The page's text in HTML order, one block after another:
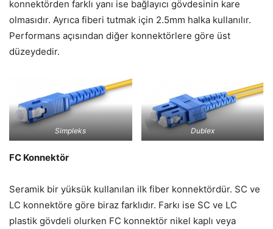
konnektörden farklı yanı ise bağlayıcı gövdesinin kare
olmasıdır. Ayrıca fiberi tutmak için 2.5mm halka kullanılır.
Performans açısından diğer konnektörlere göre üst
düzeydedir.
Simpleks Dublex
FC Konnektör
Seramik bir yüksük kullanılan ilk fiber konnektördür. SC ve
LC konnektöre göre biraz farklıdır. Farkı ise SC ve LC
plastik gövdeli olurken FC konnektör nikel kaplı veya